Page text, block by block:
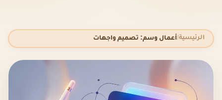
الرئيسية أعمال وسم: تصميم واجهات